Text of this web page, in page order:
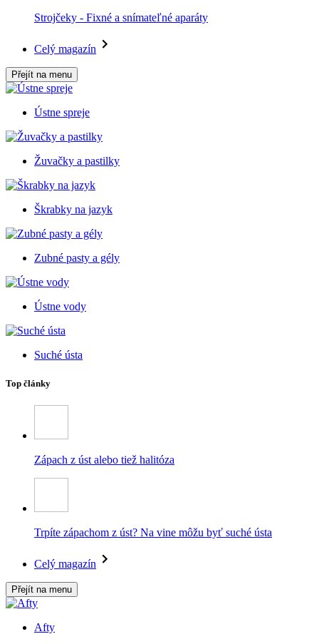
Strojčeky - Fixné a snímateľné aparáty
Celý magazín
Přejít na menu
Ústne spreje
Žuvačky a pastilky
Škrabky na jazyk
Zubné pasty a gély
Ústne vody
Suché ústa
Top články
Zápach z úst alebo tiež halitóza
Trpíte zápachom z úst? Na vine môžu byť suché ústa
Celý magazín
Přejít na menu
Afty